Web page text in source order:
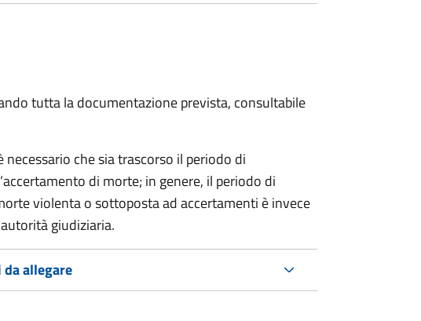
tutta la documentazione prevista, consultabile
che sia trascorso il periodo di
di morte; in genere, il periodo di
violenta o sottoposta ad accertamenti è invece
giudiziaria.
allegare